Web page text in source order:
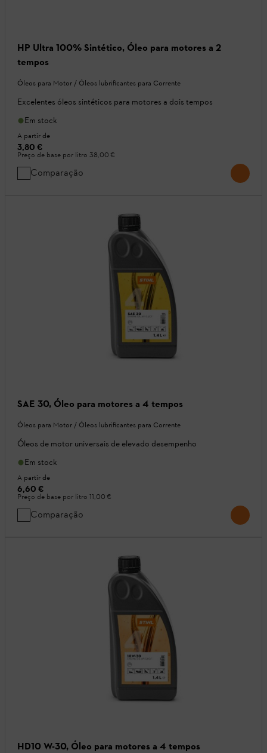
HP Ultra 100% Sintético, Óleo para motores a 2
tempos
Óleos para Motor / Óleos lubrificantes para Corrente
Excelentes óleos sintéticos para motores a dois tempos
Em stock
A partir de
3,80 €
Preço de base por litro 38,00 €
Comparação
SAE 30, Óleo para motores a 4 tempos
Óleos para Motor / Óleos lubrificantes para Corrente
Óleos de motor universais de elevado desempenho
Em stock
A partir de
6,60 €
Preço de base por litro 11,00 €
Comparação
HD10 W-30, Óleo para motores a 4 tempos